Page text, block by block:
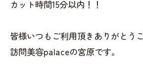
カット時間15分以内！！
皆様いつもご利用頂きありがとう
訪問美容palaceの宮原です。